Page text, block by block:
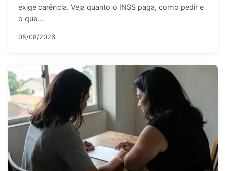
exige carência. Veja quanto o INSS paga, como pedir e
o que…
05/08/2026